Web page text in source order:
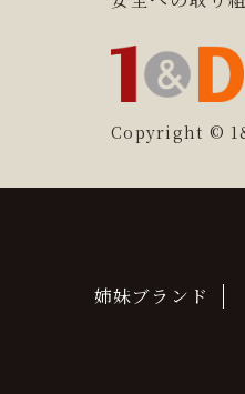
Copyright ©
姉妹ブランド